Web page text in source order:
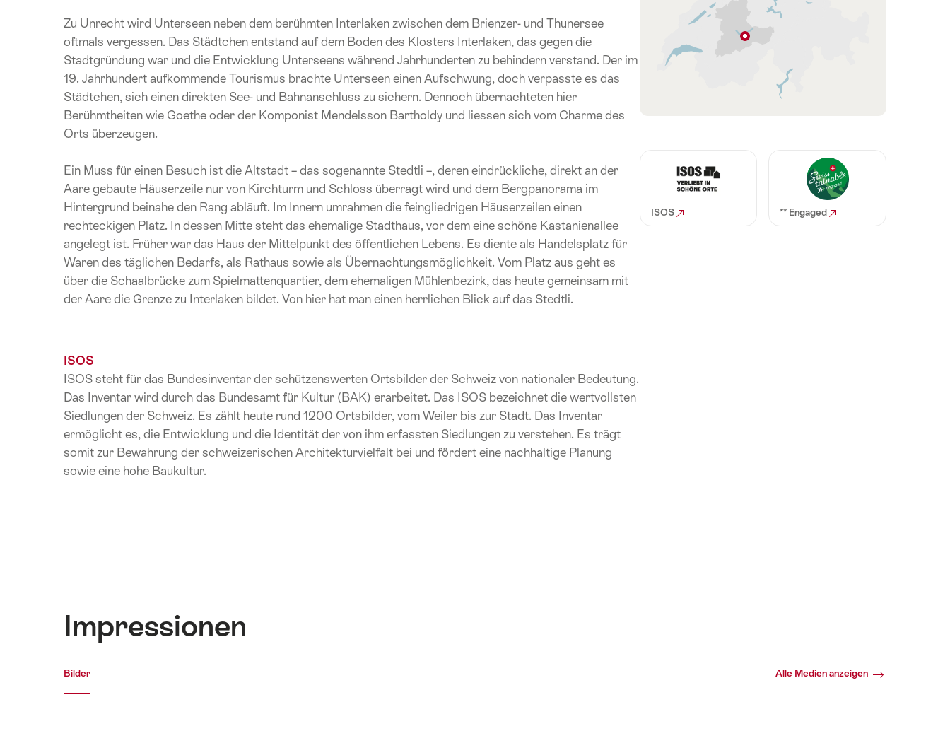
Zu Unrecht wird Unterseen neben dem berühmten Interlaken zwischen dem Brienzer- und Thunersee
oftmals vergessen. Das Städtchen entstand auf dem Boden des Klosters Interlaken, das gegen die
Stadtgründung war und die Entwicklung Unterseens während Jahrhunderten zu behindern verstand. Der im
19. Jahrhundert aufkommende Tourismus brachte Unterseen einen Aufschwung, doch verpasste es das
Städtchen, sich einen direkten See- und Bahnanschluss zu sichern. Dennoch übernachteten hier
Berühmtheiten wie Goethe oder der Komponist Mendelsson Bartholdy und liessen sich vom Charme des
Orts überzeugen.
Ein Muss für einen Besuch ist die Altstadt – das sogenannte Stedtli –, deren eindrückliche, direkt an der
Aare gebaute Häuserzeile nur von Kirchturm und Schloss überragt wird und dem Bergpanorama im
Hintergrund beinahe den Rang abläuft. Im Innern umrahmen die feingliedrigen Häuserzeilen einen
rechteckigen Platz. In dessen Mitte steht das ehemalige Stadthaus, vor dem eine schöne Kastanienallee
angelegt ist. Früher war das Haus der Mittelpunkt des öffentlichen Lebens. Es diente als Handelsplatz für
Waren des täglichen Bedarfs, als Rathaus sowie als Übernachtungsmöglichkeit. Vom Platz aus geht es
über die Schaalbrücke zum Spielmattenquartier, dem ehemaligen Mühlenbezirk, das heute gemeinsam mit
der Aare die Grenze zu Interlaken bildet. Von hier hat man einen herrlichen Blick auf das Stedtli.
ISOS
ISOS steht für das Bundesinventar der schützenswerten Ortsbilder der Schweiz von nationaler Bedeutung.
Das Inventar wird durch das Bundesamt für Kultur (BAK) erarbeitet. Das ISOS bezeichnet die wertvollsten
Siedlungen der Schweiz. Es zählt heute rund 1200 Ortsbilder, vom Weiler bis zur Stadt. Das Inventar
ermöglicht es, die Entwicklung und die Identität der von ihm erfassten Siedlungen zu verstehen. Es trägt
somit zur Bewahrung der schweizerischen Architekturvielfalt bei und fördert eine nachhaltige Planung
sowie eine hohe Baukultur.
ISOS ** Engaged
Impressionen
Bilder Alle Medien anzeigen